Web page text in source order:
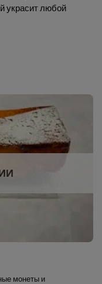
украсит любой
монеты и